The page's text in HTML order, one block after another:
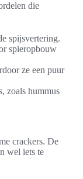
die
spijsvertering.
spieropbouw
ze een puur
zoals hummus
crackers. De
wel iets te